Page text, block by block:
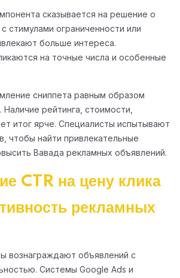
сказывается на решение о
стимулами ограниченности или
больше интереса.
на точные числа и особенные
сниппета равным образом
Наличие рейтинга, стоимости,
итог ярче. Специалисты испытывают
чтобы найти привлекательные
Вавада рекламных объявлений.
CTR на цену клика
рекламных
вознаграждают объявлений с
Системы Google Ads и